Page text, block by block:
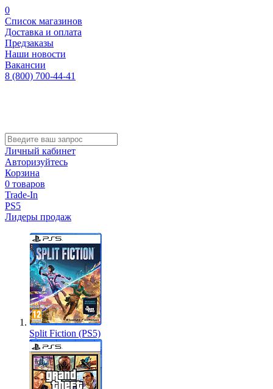
0
Список магазинов
Доставка и оплата
Предзаказы
Наши новости
Вакансии
8 (800) 700-44-41
Личный кабинет
Авторизуйтесь
Корзина
0 товаров
Trade-In
PS5
Лидеры продаж
Split Fiction (PS5)